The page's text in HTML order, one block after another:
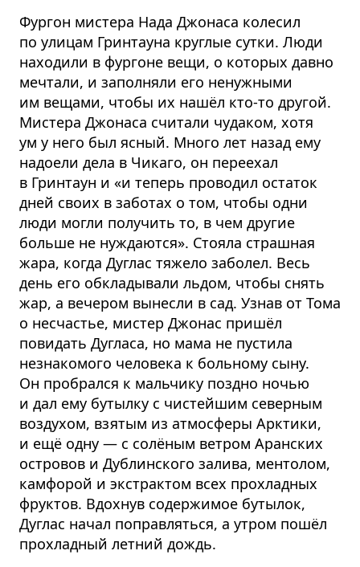
Фургон мистера Нада Джонаса колесил
по улицам Гринтауна круглые сутки. Люди
находили в фургоне вещи, о которых давно
мечтали, и заполняли его ненужными
им вещами, чтобы их нашёл кто-то другой.
Мистера Джонаса считали чудаком, хотя
ум у него был ясный. Много лет назад ему
надоели дела в Чикаго, он переехал
в Гринтаун и «и теперь проводил остаток
дней своих в заботах о том, чтобы одни
люди могли получить то, в чем другие
больше не нуждаются». Стояла страшная
жара, когда Дуглас тяжело заболел. Весь
день его обкладывали льдом, чтобы снять
жар, а вечером вынесли в сад. Узнав от Тома
о несчастье, мистер Джонас пришёл
повидать Дугласа, но мама не пустила
незнакомого человека к больному сыну.
Он пробрался к мальчику поздно ночью
и дал ему бутылку с чистейшим северным
воздухом, взятым из атмосферы Арктики,
и ещё одну — с солёным ветром Аранских
островов и Дублинского залива, ментолом,
камфорой и экстрактом всех прохладных
фруктов. Вдохнув содержимое бутылок,
Дуглас начал поправляться, а утром пошёл
прохладный летний дождь.